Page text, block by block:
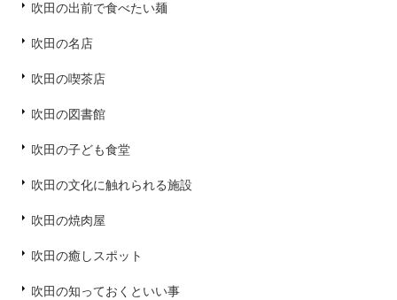
吹田の出前で食べたい麺
吹田の名店
吹田の喫茶店
吹田の図書館
吹田の子ども食堂
吹田の文化に触れられる施設
吹田の焼肉屋
吹田の癒しスポット
吹田の知っておくといい事